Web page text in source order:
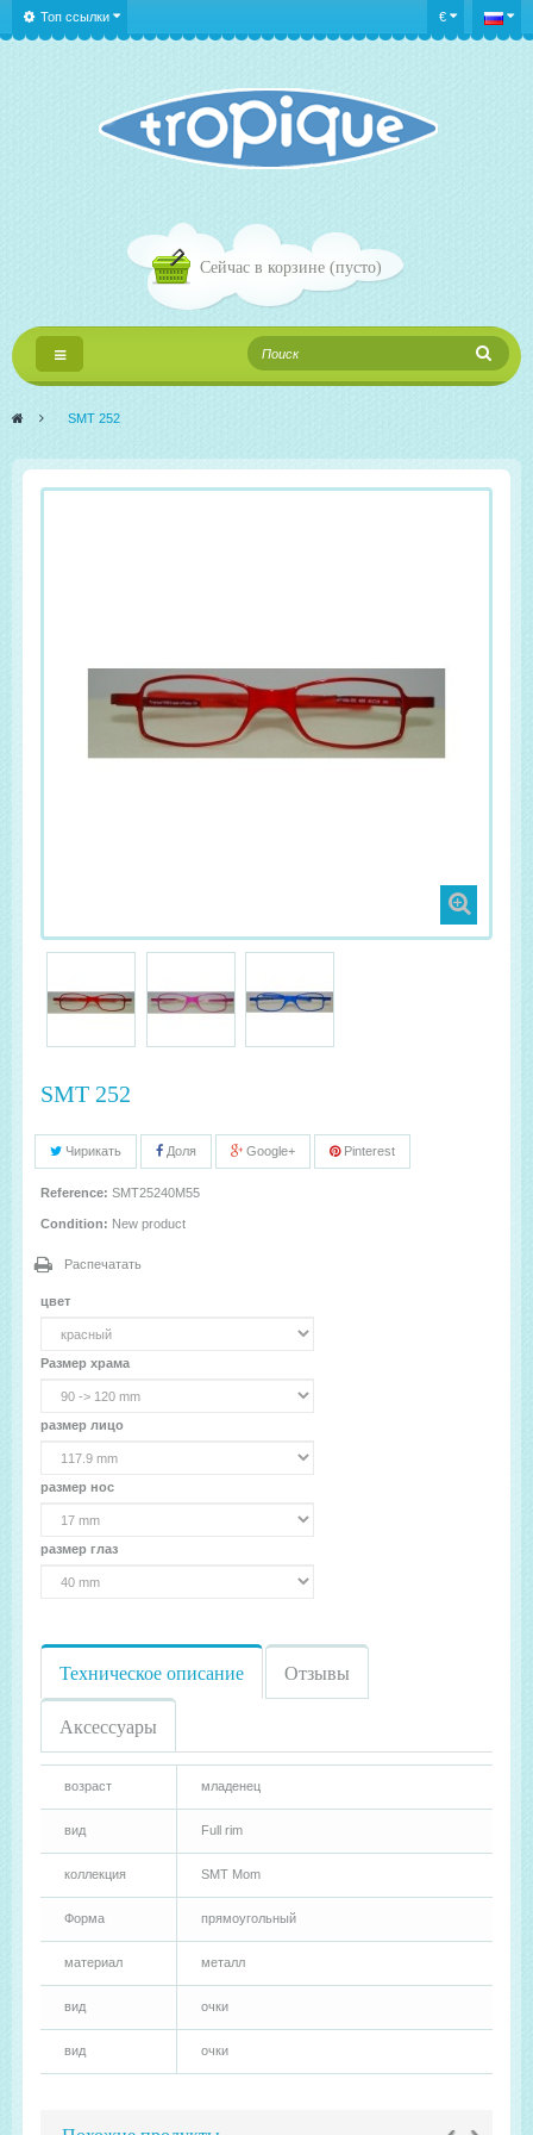
€
Топ ссылки
Сейчас в корзине (пусто)
Переключить
навигации
> SMT 252
SMT 252
Чирикать Доля Google+ Pinterest
Reference: SMT25240M55
Condition: New product
Распечатать
цвет
Размер храма
размер лицо
размер нос
размер глаз
Техническое описание Отзывы
Аксессуары
возраст младенец
вид Full rim
коллекция SMT Mom
Форма прямоугольный
материал металл
вид очки
вид очки